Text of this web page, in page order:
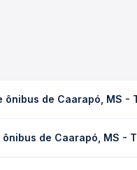
de Caarapó, MS -
de tráfego. Na Quero
de Caarapó, MS -